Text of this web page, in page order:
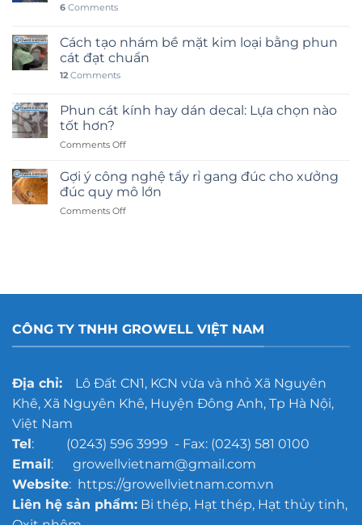
6 Comments
Cách tạo nhám bề mặt kim loại bằng phun
cát đạt chuẩn
12Comments
Phun cát kính hay dán decal: Lựa chọn nào
tốt hơn?
Comments Offon
cát
kính
hay
dán
hơn?
Gợi ý công nghệ tẩy rỉ gang đúc cho xưởng
đúc quy mô lớn
Comments Offon
rỉ
cho
xưởng
mô
lớn
CÔNG TY TNHH GROWELL VIỆT NAM
Địa chỉ:Lô Đất CN1, KCN vừa và nhỏ Xã Nguyên
Khê, Xã Nguyên Khê, Huyện Đông Anh, Tp Hà Nội,
Việt Nam
Tel: (0243) 596 3999 - Fax: (0243) 581 0100
Email: growellvietnam@gmail.com
Website: https://growellvietnam.com.vn
Liên hệ sản phẩm:Bi thép, Hạt thép, Hạt thủy tinh,